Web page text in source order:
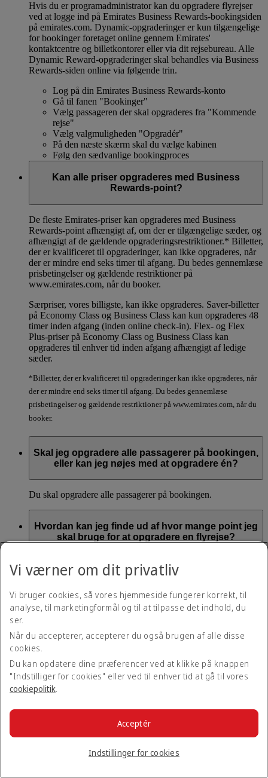
Hvis du er programadministrator kan du opgradere flyrejser
ved at logge ind på Emirates Business Rewards-bookingsiden
på emirates.com. Dynamic-opgraderinger er kun tilgængelige
for bookinger foretaget online gennem Emirates'
kontaktcentre og billetkontorer eller via dit rejsebureau. Alle
Dynamic Reward-opgraderinger skal behandles via Business
Rewards-siden online via følgende trin.
Log på din Emirates Business Rewards-konto
Gå til fanen "Bookinger"
Vælg passageren der skal opgraderes fra "Kommende
rejse"
Vælg valgmuligheden "Opgradér"
På den næste skærm skal du vælge kabinen
Følg den sædvanlige bookingproces
Kan alle priser opgraderes med Business
Rewards-point?
De fleste Emirates-priser kan opgraderes med Business
Rewards-point afhængigt af, om der er tilgængelige sæder, og
afhængigt af de gældende opgraderingsrestriktioner.* Billetter,
der er kvalificeret til opgraderinger, kan ikke opgraderes, når
der er mindre end seks timer til afgang. Du bedes gennemlæse
prisbetingelser og gældende restriktioner på
www.emirates.com, når du booker.
Særpriser, vores billigste, kan ikke opgraderes. Saver-billetter
på Economy Class og Business Class kan kun opgraderes 48
timer inden afgang (inden online check-in). Flex- og Flex
Plus-priser på Economy Class og Business Class kan
opgraderes til enhver tid inden afgang afhængigt af ledige
sæder.
*Billetter, der er kvalificeret til opgraderinger kan ikke opgraderes, når
der er mindre end seks timer til afgang. Du bedes gennemlæse
prisbetingelser og gældende restriktioner på www.emirates.com, når du
booker.
Skal jeg opgradere alle passagerer på bookingen,
eller kan jeg nøjes med at opgradere én?
Du skal opgradere alle passagerer på bookingen.
Hvordan kan jeg finde ud af hvor mange point jeg
skal bruge for at opgradere en flyrejse?
Antallet af point som du skal bruge på en Dynamic Reward-
opgradering, afhænger af sædetilgængelighed og
prisforskellen mellem de to klasser. Antallet af point som du
skal bruge for at opgradere en bestemt rejse vil blive vist på
bookingsiden, når du er logget ind på din Emirates Business
booking med Business Rewards-point?
Der kan være ekstra afgifter eller gebyrer for opgradering til
når du opgraderer din booking, og du kan betale de ekstra
afgifter eller gebyrer online med kreditkort under
opgraderingsprocessen.
Vi værner om dit privatliv
Vi bruger cookies, så vores hjemmeside fungerer korrekt, til
analyse, til marketingformål og til at tilpasse det indhold, du
ser.
Når du accepterer, accepterer du også brugen af alle disse
cookies.
Du kan opdatere dine præferencer ved at klikke på knappen
"Indstilliger for cookies" eller ved til enhver tid at gå til vores
cookiepolitik.
Indstillinger for cookies
Acceptér